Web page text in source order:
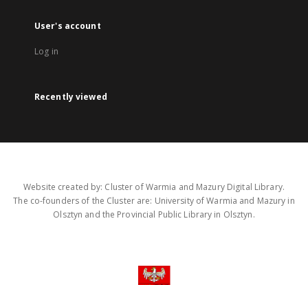
User's account
Log in
Recently viewed
Website created by: Cluster of Warmia and Mazury Digital Library.
The co-founders of the Cluster are: University of Warmia and Mazury in
Olsztyn and the Provincial Public Library in Olsztyn.